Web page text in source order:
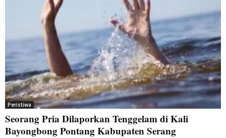
Peristiwa
Seorang Pria Dilaporkan Tenggelam di Kali
Bayongbong Pontang Kabupaten Serang